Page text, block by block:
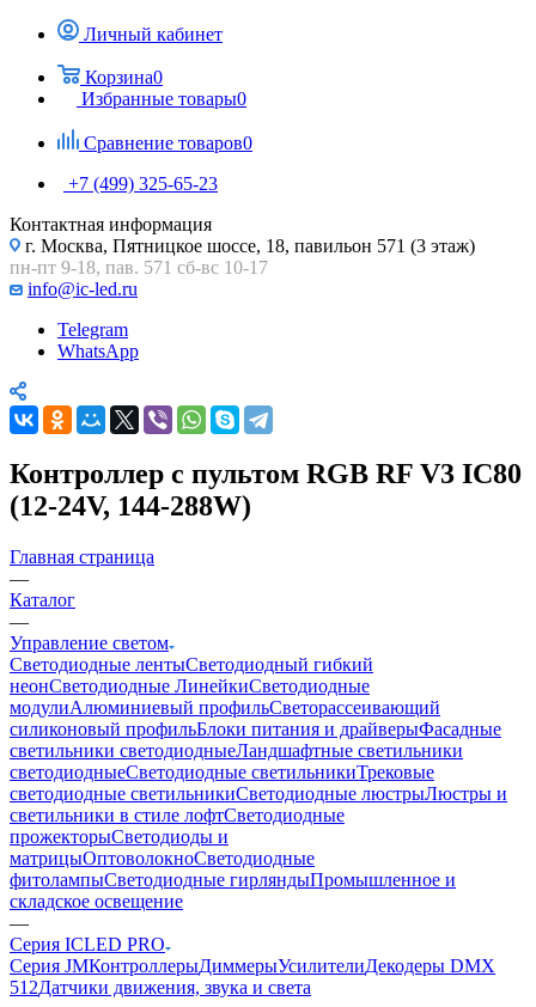
Личный кабинет
Корзина0
Избранные товары0
Сравнение товаров0
+7 (499) 325-65-23
Контактная информация
г. Москва, Пятницкое шоссе, 18, павильон 571 (3 этаж)
пн-пт 9-18, пав. 571 сб-вс 10-17
info@ic-led.ru
Telegram
WhatsApp
Контроллер с пультом RGB RF V3 IC80
(12-24V, 144-288W)
Главная страница
—
Каталог
—
Управление светом
Светодиодные лентыСветодиодный гибкий
неонСветодиодные ЛинейкиСветодиодные
модулиАлюминиевый профильСветорассеивающий
силиконовый профильБлоки питания и драйверыФасадные
светильники светодиодныеЛандшафтные светильники
светодиодныеСветодиодные светильникиТрековые
светодиодные светильникиСветодиодные люстрыЛюстры и
светильники в стиле лофтСветодиодные
прожекторыСветодиоды и
матрицыОптоволокноСветодиодные
фитолампыСветодиодные гирляндыПромышленное и
складское освещение
—
Серия ICLED PRO
Серия JMКонтроллерыДиммерыУсилителиДекодеры DMX
512Датчики движения, звука и света